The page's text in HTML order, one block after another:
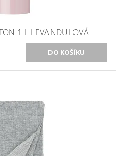
1 L LEVANDULOVÁ